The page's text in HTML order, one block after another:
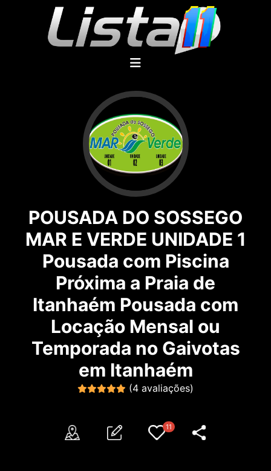
POUSADA DO SOSSEGO
MAR E VERDE UNIDADE 1
Pousada com Piscina
Próxima a Praia de
Itanhaém Pousada com
Locação Mensal ou
Temporada no Gaivotas
em Itanhaém
(4 avaliações)
11